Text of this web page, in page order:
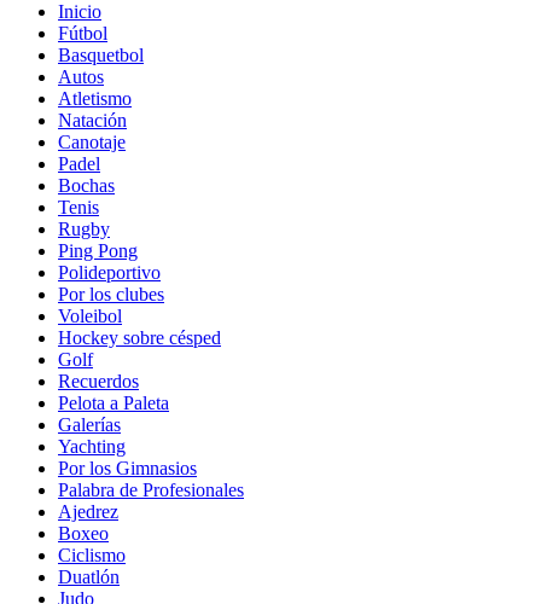
Inicio
Fútbol
Basquetbol
Autos
Atletismo
Natación
Canotaje
Padel
Bochas
Tenis
Rugby
Ping Pong
Polideportivo
Por los clubes
Voleibol
Hockey sobre césped
Golf
Recuerdos
Pelota a Paleta
Galerías
Yachting
Por los Gimnasios
Palabra de Profesionales
Ajedrez
Boxeo
Ciclismo
Duatlón
Judo